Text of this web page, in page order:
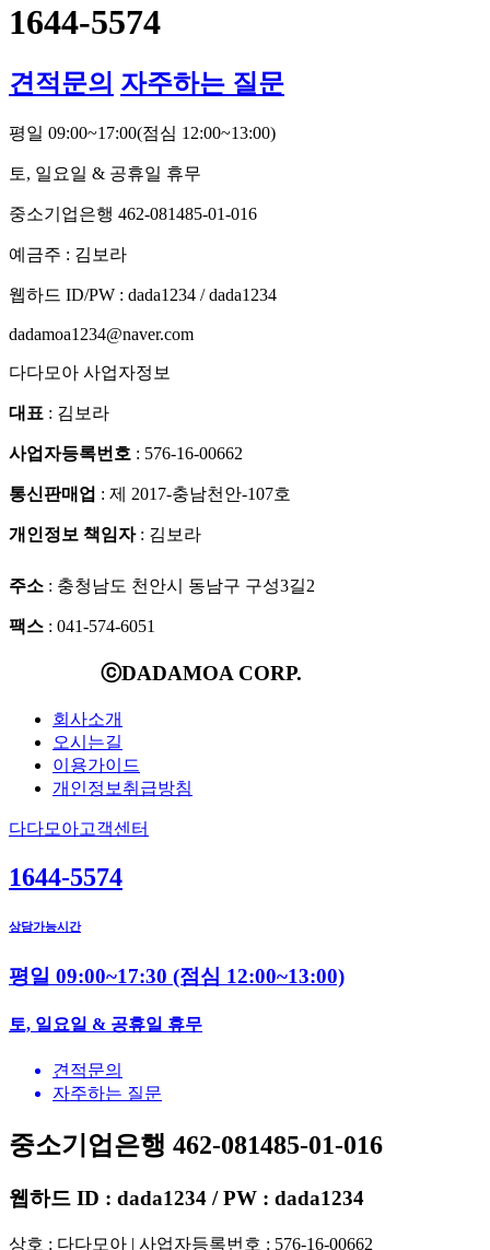
1644-5574
견적문의 자주하는 질문
평일 09:00~17:00(점심 12:00~13:00)
토, 일요일 & 공휴일 휴무
중소기업은행 462-081485-01-016
예금주 : 김보라
웹하드 ID/PW : dada1234 / dada1234
dadamoa1234@naver.com
다다모아 사업자정보
대표 : 김보라
사업자등록번호 : 576-16-00662
통신판매업 : 제 2017-충남천안-107호
개인정보 책임자: 김보라
주소 : 충청남도 천안시 동남구 구성3길2
팩스 : 041-574-6051
ⓒDADAMOA CORP.
회사소개
오시는길
이용가이드
개인정보취급방침
다다모아고객센터
1644-5574
상담가능시간
평일 09:00~17:30 (점심 12:00~13:00)
토, 일요일 & 공휴일 휴무
견적문의
자주하는 질문
중소기업은행 462-081485-01-016
웹하드 ID : dada1234 / PW : dada1234
상호 : 다다모아 | 사업자등록번호 : 576-16-00662